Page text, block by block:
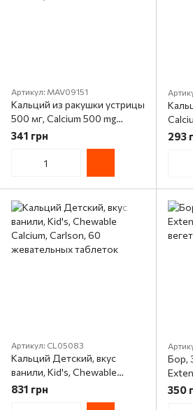
Артикул: MAV09151
Кальций из ракушки устрицы
500 мг, Calcium 500 mg
Oyster Shell, Mason Natural,
341 грн 293
Артикул: CL05083
Кальций Детский, вкус
ванили, Kid's, Chewable
Calcium, Carlson, 60
жевательных таблеток
831 грн
Бор,
350